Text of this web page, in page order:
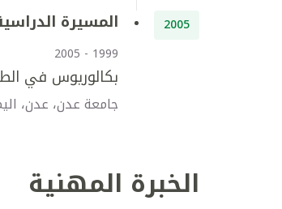
2005 المسيرة
1999 - 2005
بكالوريوس في
جامعة عدن، عدن،
الخبرة المهنية